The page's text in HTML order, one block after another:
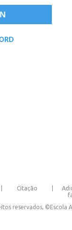
Citação
reservados, ©Escola